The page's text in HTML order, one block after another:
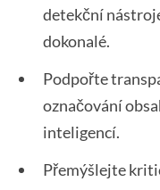
detekční
dokonalé.
Podpořte
označování
inteligencí.
Přemýšlejte